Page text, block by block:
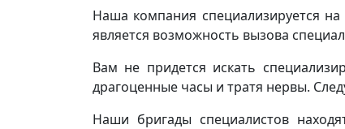
Наша компания специализируется
является возможность вызова
Вам не придется искать
драгоценные часы и тратя нервы.
Наши бригады специалистов